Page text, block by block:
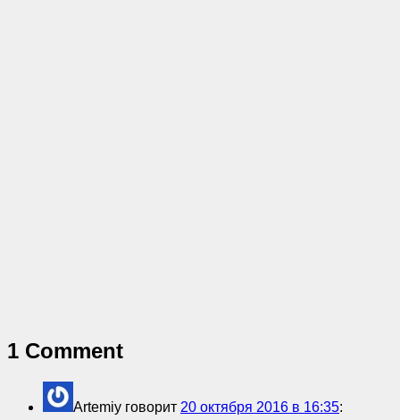
1 Comment
Artemiy говорит 20 октября 2016 в 16:35: